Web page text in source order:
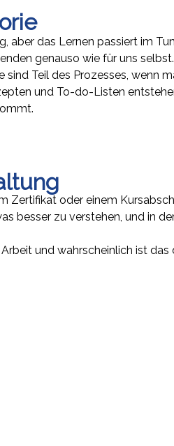
aber das Lernen passiert im
genauso wie für uns selbst.
sind Teil des Prozesses, wenn
und To-do-Listen
Zertifikat oder einem
besser zu verstehen, und in
Arbeit und